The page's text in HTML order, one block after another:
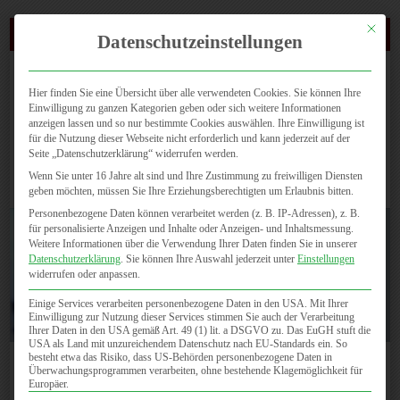
(0721) 4647 810
Seite wählen
Dr. med. habil. Meike Schwarz
Dr. med. habil. Meike Schwarz
Mit
Datenschutzeinstellungen
Hier finden Sie eine Übersicht über alle verwendeten Cookies. Sie können Ihre
Einwilligung zu ganzen Kategorien geben oder sich weitere Informationen
anzeigen lassen und so nur bestimmte Cookies auswählen. Ihre Einwilligung ist
für die Nutzung dieser Webseite nicht erforderlich und kann jederzeit auf der
Seite „Datenschutzerklärung“ widerrufen werden.
Wenn Sie unter 16 Jahre alt sind und Ihre Zustimmung zu freiwilligen Diensten
geben möchten, müssen Sie Ihre Erziehungsberechtigten um Erlaubnis bitten.
Personenbezogene Daten können verarbeitet werden (z. B. IP-Adressen), z. B.
für personalisierte Anzeigen und Inhalte oder Anzeigen- und Inhaltsmessung.
Weitere Informationen über die Verwendung Ihrer Daten finden Sie in unserer
Datenschutzerklärung. Sie können Ihre Auswahl jederzeit unter Einstellungen
widerrufen oder anpassen.
Einige Services verarbeiten personenbezogene Daten in den USA. Mit Ihrer
Einwilligung zur Nutzung dieser Services stimmen Sie auch der Verarbeitung
Ihrer Daten in den USA gemäß Art. 49 (1) lit. a DSGVO zu. Das EuGH stuft die
USA als Land mit unzureichendem Datenschutz nach EU-Standards ein. So
besteht etwa das Risiko, dass US-Behörden personenbezogene Daten in
Überwachungsprogrammen verarbeiten, ohne bestehende Klagemöglichkeit für
Europäer.